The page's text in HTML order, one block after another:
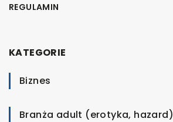
REGULAMIN
KATEGORIE
Biznes
Branża adult (erotyka, hazard)